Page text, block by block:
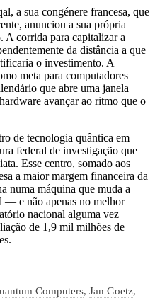
a sua congénere francesa, que
anunciou a sua própria
A corrida para capitalizar a
da distância a que
o investimento. A
meta para computadores
que abre uma janela
avançar ao ritmo que o
de tecnologia quântica em
federal de investigação que
Esse centro, somado aos
a maior margem financeira da
numa máquina que muda a
— e não apenas no melhor
nacional alguma vez
de 1,9 mil milhões de
Computers, Jan Goetz,